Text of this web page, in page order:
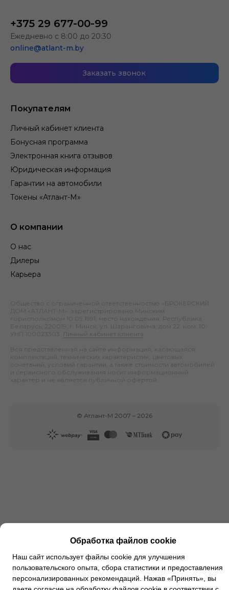
Покупателям
Личный кабинет клиента
Бонусная программа
Электронная книга отзывов
Юридическая информация
Гарантии на автомобили
Токены «Атлант-М»
О компании
О нас
Дилеры
Карьера
+375 29 677-00-99
Ежедневно с 8:00 до 20:30
online@atlant-m.by
Заказать звонок
Общество с ограниченной ответственностью «БРОКЕРСКИЙ
ДОМ «АТЛАНТ-М», зарегистрировано Минским
горисполкомом 10.09.1991; место нахождения: Республика
Беларусь, 220019, г. Минск, ул. Шаранговича, дом 22, ком. 10;
УНП 100023303.
Личный кабинет клиента
Вся представленная на сайте информация, касающаяся
комплектаций, технических характеристик, цветовых
сочетаний, условий гарантии, а также стоимости автомобилей
и сервисного обслуживания носит информационный
характер и не является публичной офертой.
© Атлант-М 2007 – 2026
Обработка файлов cookie
Наш сайт использует файлы cookie для улучшения
пользовательского опыта, сбора статистики и предоставления
персонализированных рекомендаций. Нажав «Принять», вы